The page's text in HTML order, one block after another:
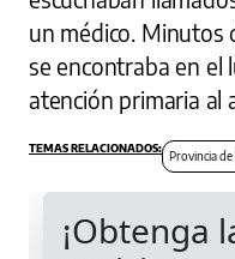
un médico. Minutos
se encontraba en el
atención primaria al
Provincia